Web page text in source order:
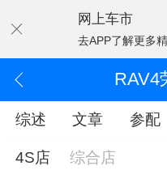
网上车市
去APP了解更多
RAV4
综述 文章 参配
4S店 综合店